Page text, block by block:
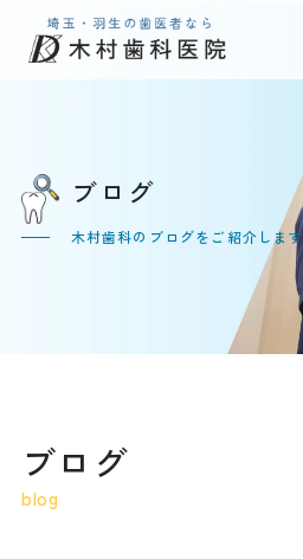
ブログ
木村歯科のブログをご紹介します
ブログ
blog